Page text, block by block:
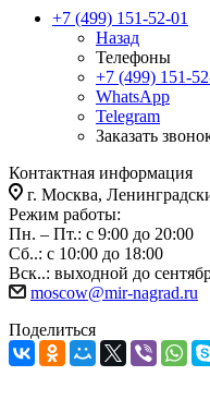
+7 (499) 151-52-01
Назад
Телефоны
+7 (499) 151-
WhatsApp
Telegram
Заказать
Контактная информация
г. Москва,
Режим работы:
Пн. – Пт.: с 9:00 до 20:00
Сб..: с 10:00 до 18:00
Вск..: выходной до
moscow@mir-nagrad.ru
Поделиться